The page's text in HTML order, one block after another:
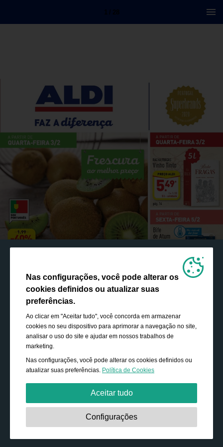
1 / 28
Nas configurações, você pode alterar os
cookies definidos ou atualizar suas
preferências.
Ao clicar em "Aceitar tudo", você concorda em armazenar
cookies no seu dispositivo para aprimorar a navegação no site,
analisar o uso do site e ajudar em nossos trabalhos de
marketing.
Nas configurações, você pode alterar os cookies definidos ou
atualizar suas preferências. Política de Cookies
Aceitar tudo
Estritamente necessário:
Os cookies são essenciais para
ativar funcionalidades básicas, como navegação,
Configurações